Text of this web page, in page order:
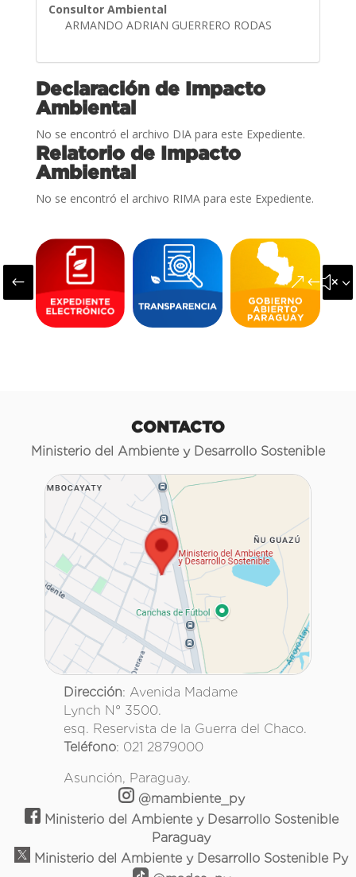
Consultor Ambiental
ARMANDO ADRIAN GUERRERO RODAS
Declaración de Impacto
Ambiental
No se encontró el archivo DIA para este Expediente.
Relatorio de Impacto
Ambiental
No se encontró el archivo RIMA para este Expediente.
#
CONTACTO
Ministerio del Ambiente y Desarrollo Sostenible
Dirección: Avenida Madame
Lynch N° 3500.
esq. Reservista de la Guerra del Chaco.
Teléfono: 021 2879000
Asunción, Paraguay.
@mambiente_py
Ministerio del Ambiente y Desarrollo Sostenible
Paraguay
Ministerio del Ambiente y Desarrollo Sostenible Py